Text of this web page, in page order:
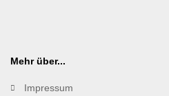
Mehr über...
Impressum